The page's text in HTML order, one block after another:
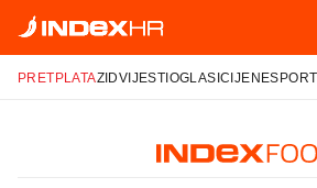
PRETPLATAZIDVIJESTI OGLASICIJENESPORT